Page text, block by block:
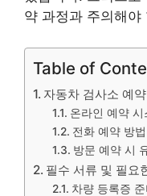
약 과정과 주의해
Table of
자동차 검사소 예
온라인 예약 시
전화 예약 방
방문 예약 시
필수 서류 및 필요
차량 등록증